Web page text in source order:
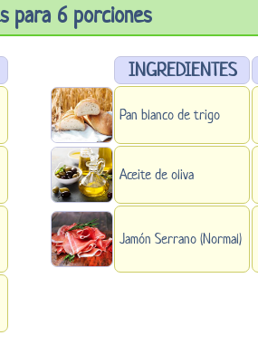
para 6 porciones
INGREDIENTES
Pan blanco de trigo
Aceite de oliva
Jamón Serrano (Normal)